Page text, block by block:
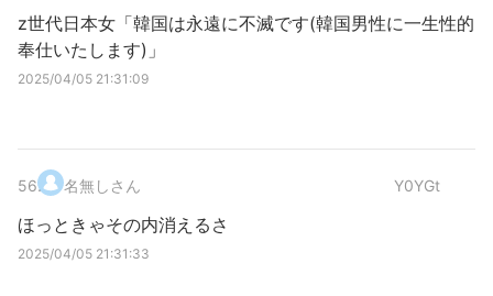
z世代日本女「韓国は永遠に不滅です(韓国男性に一生性的
奉仕いたします)」
2025/04/05 21:31:09
56. 名無しさん Y0YGt
ほっときゃその内消えるさ
2025/04/05 21:31:33